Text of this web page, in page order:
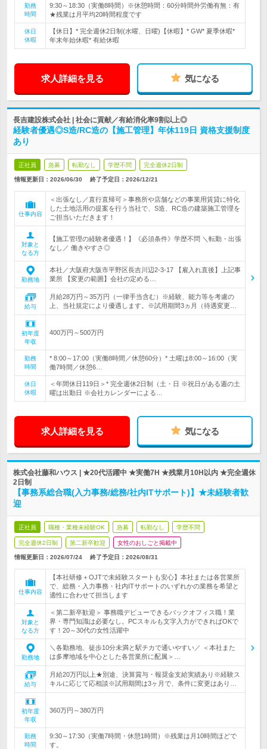
勤務
時間
9:30～18:30（実働8時間）※休憩時間：60分時間外労働有無：有
★残業は月平均20時間程度です
休日
休暇
【休日】* 完全週休2日制(水曜、日曜)【休暇】* GW* 夏季休暇*
年末年始休暇* 有給休暇
求人詳細を見る 気になる
長吉建設株式会社 | 社会に貢献／有給消化率9割以上◎
経験者優遇◎S造/RC造の【施工管理】年休119日 資格支援制度
あり
正社員 急募 転勤なし 学歴不問 完全週休2日制
情報更新日：2026/06/30 終了予定日： 2026/12/21
仕事内容
＜出張なし／直行直帰可＞事務所や店舗などの事業用賃貸に特化
した土地活用の提案を行う当社で、S造、RC造の建築施工管理を
ご担当いただきます！
対象と
なる方
【施工管理の経験者優遇！】《必須条件》学歴不問 ＼転勤・出張
なし／ 働きやすさ◎
勤務地
本社／大阪府大阪市平野区長吉川辺2-3-17 【雇入れ直後】上記事
業所 【変更の範囲】会社の定める…
給与
月給28万円～35万円（一律手当含む）※経験、能力等を考慮の
上、当社規定により優遇します。※試用期間3ヵ月（待遇変更…
初年度
年収
400万円～500万円
勤務
時間
* 8:00～17:00（実働8時間／休憩60分）* 土曜は8:00～16:00（実
働7時間／休憩6…
休日
休暇
＜年間休日119日＞* 完全週休2日制（土・日 ※祝日がある週の土
曜は出勤日 ※会社カレンダーによる…
求人詳細を見る 気になる
株式会社藤和ハウス | ★20代活躍中 ★実働7H ★残業月10H以内 ★完全週休
2日制
【事務系総合職(入力事務/総務/社内ITサポート)】★未経験者歓
迎
正社員 職種・業種未経験OK 急募 転勤なし 学歴不問
完全週休2日制 第二新卒歓迎 女性のおしごと掲載中
情報更新日：2026/07/24 終了予定日： 2026/08/31
仕事内容
【本社研修＋OJTで未経験スタートも安心】本社または各営業所
で、総務・入力事務・社内ITサポートのいずれかの業務を希望と
適性に合わせて担当します
対象と
なる方
＜第二新卒歓迎＞ 事務職デビューできるバックオフィス職！業
界・専門知識は必要なし。PCスキルも文字入力ができればOKで
す！20～30代の女性活躍中
勤務地
＼各勤務地、徒歩10分未満と駅チカで通いやすい／ ＜本社また
は多摩地域を中心とした各営業所に配属＞…
給与
月給20万円以上★別途、決算賞与・報奨金支給実績あり※経験ス
キルに応じて応相談※試用期間は3ヶ月で、条件に変更はあり…
初年度
年収
360万円～380万円
勤務
時間
9:30～17:30（実働7時間・休憩1時間）※残業は月10時間ほどで
す。